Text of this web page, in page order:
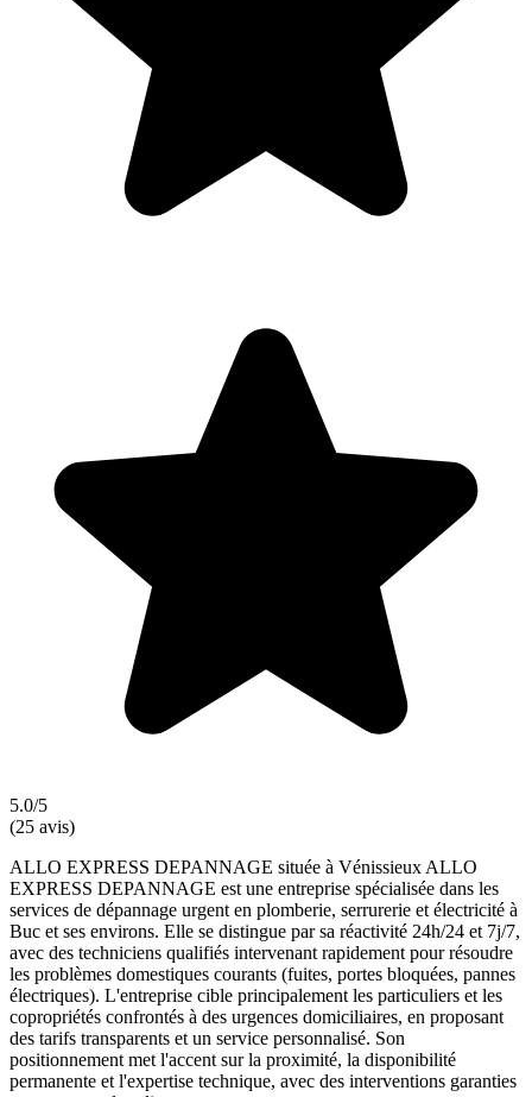
5.0/5
(25 avis)
ALLO EXPRESS DEPANNAGE située à Vénissieux ALLO
EXPRESS DEPANNAGE est une entreprise spécialisée dans les
services de dépannage urgent en plomberie, serrurerie et électricité à
Buc et ses environs. Elle se distingue par sa réactivité 24h/24 et 7j/7,
avec des techniciens qualifiés intervenant rapidement pour résoudre
les problèmes domestiques courants (fuites, portes bloquées, pannes
électriques). L'entreprise cible principalement les particuliers et les
copropriétés confrontés à des urgences domiciliaires, en proposant
des tarifs transparents et un service personnalisé. Son
positionnement met l'accent sur la proximité, la disponibilité
permanente et l'expertise technique, avec des interventions garanties